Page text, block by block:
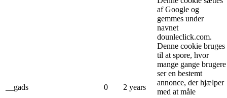
__gads 0 2 years
af Google og
gemmes under
navnet
dounleclick.com.
Denne cookie bruges
til at spore, hvor
mange gange brugere
ser en bestemt
annonce, der hjælper
med at måle